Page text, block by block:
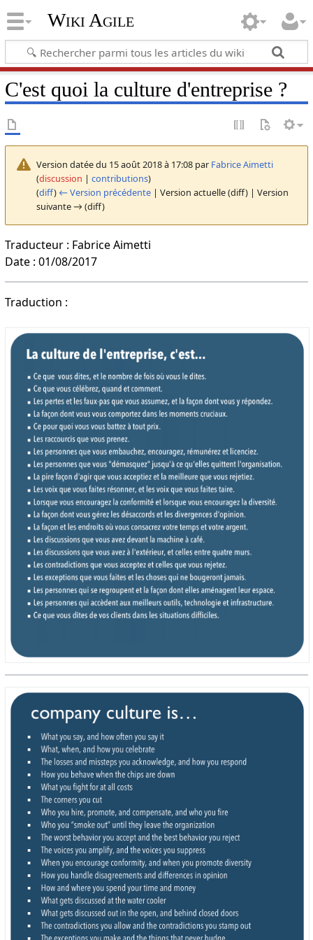
Wiki Agile
C'est quoi la culture d'entreprise ?
Version datée du 15 août 2018 à 17:08 par Fabrice Aimetti
(discussion | contributions)
(diff) ← Version précédente| Version actuelle (diff) | Version
suivante → (diff)
Traducteur : Fabrice Aimetti
Date : 01/08/2017
Traduction :